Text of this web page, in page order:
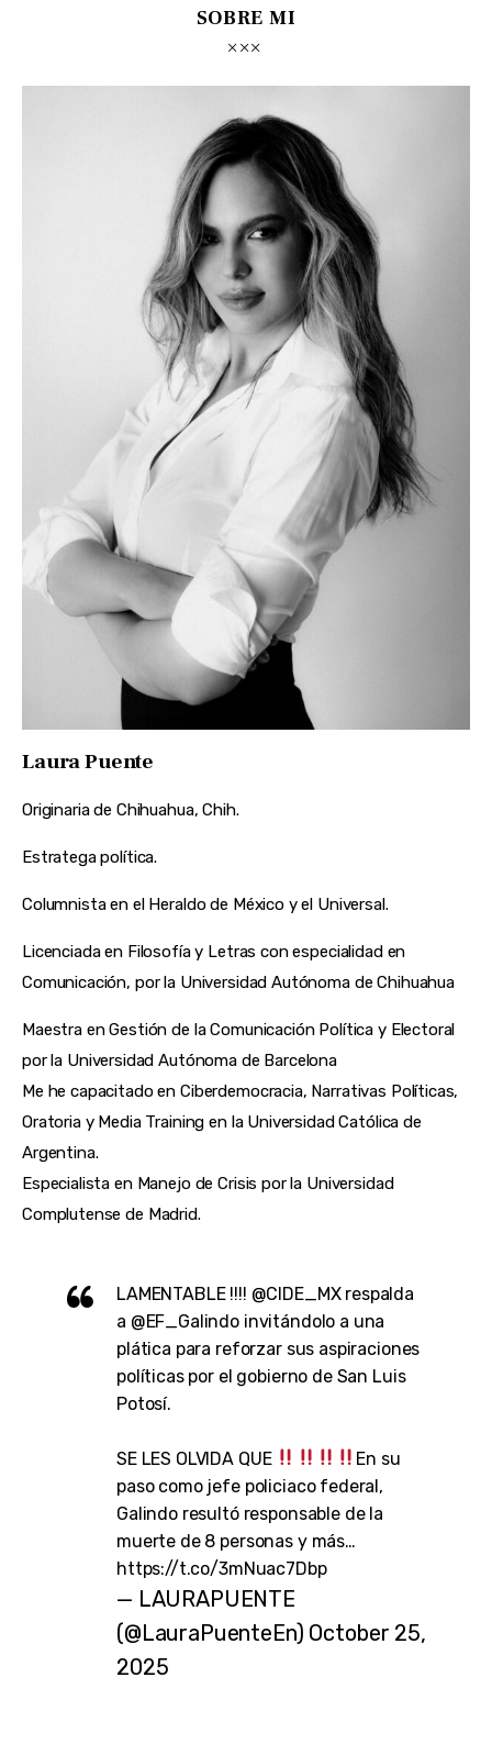
SOBRE MI
Laura Puente
Originaria de Chihuahua, Chih.
Estratega política.
Columnista en el Heraldo de México y el Universal.
Licenciada en Filosofía y Letras con especialidad en
Comunicación, por la Universidad Autónoma de Chihuahua
Maestra en Gestión de la Comunicación Política y Electoral
por la Universidad Autónoma de Barcelona
Me he capacitado en Ciberdemocracia, Narrativas Políticas,
Oratoria y Media Training en la Universidad Católica de
Argentina.
Especialista en Manejo de Crisis por la Universidad
Complutense de Madrid.
LAMENTABLE !!!! @CIDE_MXrespalda
a @EF_Galindo invitándolo a una
plática para reforzar sus aspiraciones
políticas por el gobierno de San Luis
Potosí.
SE LES OLVIDA QUE
En su
paso como jefe policiaco federal,
Galindo resultó responsable de la
muerte de 8 personas y más…
https://t.co/3mNuac7Dbp
— LAURAPUENTE
(@LauraPuenteEn) October 25,
2025